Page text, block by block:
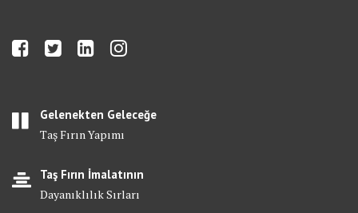
Gelenekten Geleceğe
Taş Fırın Yapımı
Taş Fırın İmalatının
Dayanıklılık Sırları